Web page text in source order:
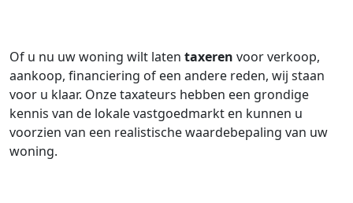
Of u nu uw woning wilt laten taxeren voor verkoop,
aankoop, financiering of een andere reden, wij staan
voor u klaar. Onze taxateurs hebben een grondige
kennis van de lokale vastgoedmarkt en kunnen u
voorzien van een realistische waardebepaling van uw
woning.